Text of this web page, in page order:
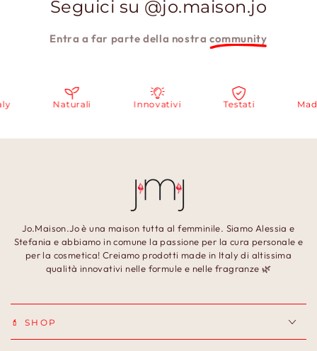
Seguici su @jo.maison.jo
Entra a far parte della nostracommunity
Naturali Innovativi Testati
Jo.Maison.Jo è una maison tutta al femminile. Siamo Alessia e
Stefania e abbiamo in comune la passione per la cura personale e
per la cosmetica! Creiamo prodotti made in Italy di altissima
qualità innovativi nelle formule e nelle fragranze 🌿
💄 SHOP